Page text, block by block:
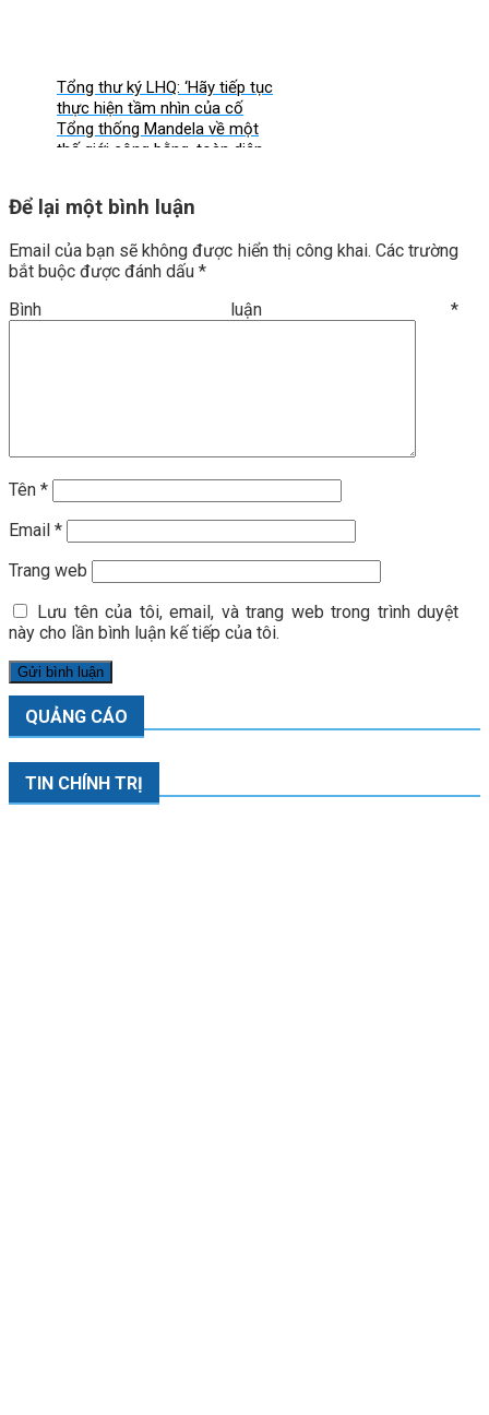
Tổng thư ký LHQ: ‘Hãy tiếp tục
thực hiện tầm nhìn của cố
Tổng thống Mandela về một
thế giới công bằng, toàn diện,
Để lại một bình luận
Email của bạn sẽ không được hiển thị công khai. Các trường
bắt buộc được đánh dấu *
Bình luận *
Tên *
Email *
Trang web
Lưu tên của tôi, email, và trang web trong trình duyệt
này cho lần bình luận kế tiếp của tôi.
QUẢNG CÁO
TIN CHÍNH TRỊ